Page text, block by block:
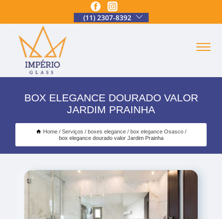
(11) 2307-8392
BOX ELEGANCE DOURADO VALOR
JARDIM PRAINHA
Home Serviços boxes elegance
box elegance Osasco
box elegance dourado valor Jardim Prainha